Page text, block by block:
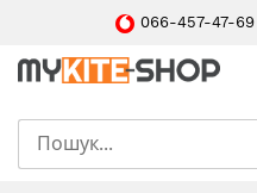
066-457-47-69